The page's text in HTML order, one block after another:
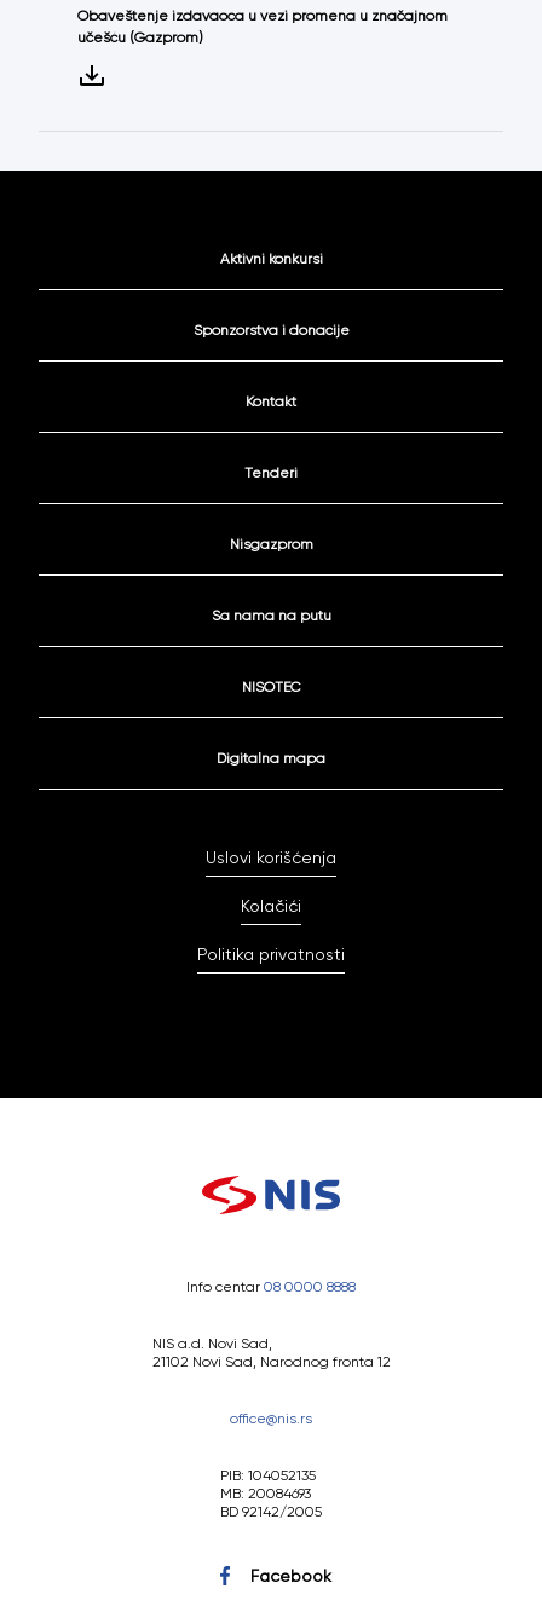
Obaveštenje izdavaoca u vezi promena u značajnom
učešću (Gazprom)
Aktivni konkursi
Sponzorstva i donacije
Kontakt
Tenderi
Nisgazprom
Sa nama na putu
NISOTEC
Digitalna mapa
Uslovi korišćenja
Kolačići
Politika privatnosti
Info centar 08 0000 8888
NIS a.d. Novi Sad,
21102 Novi Sad, Narodnog fronta 12
office@nis.rs
PIB: 104052135
MB: 20084693
BD 92142/2005
Facebook